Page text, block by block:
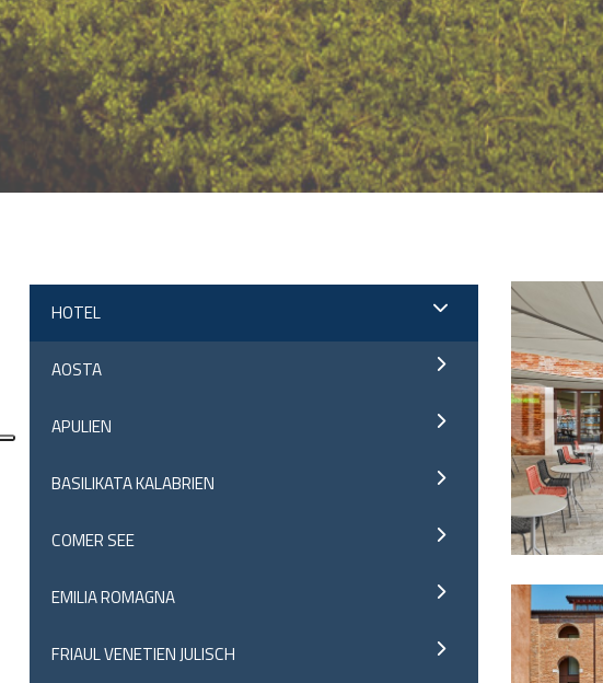
HOTEL
AOSTA
APULIEN
BASILIKATA KALABRIEN
COMER SEE
EMILIA ROMAGNA
FRIAUL VENETIEN JULISCH